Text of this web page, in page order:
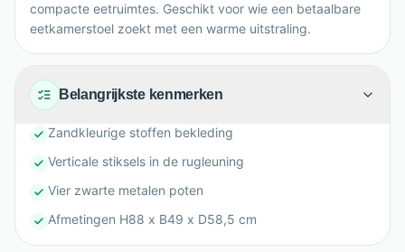
compacte eetruimtes. Geschikt voor wie een betaalbare
eetkamerstoel zoekt met een warme uitstraling.
Belangrijkste kenmerken
Zandkleurige stoffen bekleding
Verticale stiksels in de rugleuning
Vier zwarte metalen poten
Afmetingen H88 x B49 x D58,5 cm